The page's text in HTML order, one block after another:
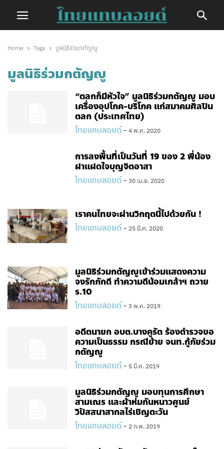
Home Tags มูลนิธิร่วมกตัญญู
มูลนิธิร่วมกตัญญู
“ตลกก็มีหัวใจ” มูลนิธิร่วมกตัญญู มอบ
เครื่องอุปโภค-บริโภค แก่สมาคมศิลปิน
ตลก (ประเทศไทย)
ไทยแทบลอยด์ - 4 พ.ค. 2020
การลงพื้นที่เป็นวันที่​ 19​ ของ 2​ พี่น้อง
ฝาแฝดใจบุญ​จิตอาสา​
ไทยแทบลอยด์ - 30 เม.ย. 2020
เราคนไทยจะผ่านวิกฤตนี้ไปด้วยกัน !
ไทยแทบลอยด์ - 25 มี.ค. 2020
มูลนิธิร่วมกตัญญูเข้าร่วมแสดงความ
จงรักภักดี ทำความดีน้อมเกล้าฯ ถวาย
ร.10
ไทยแทบลอยด์ - 3 พ.ค. 2019
อดีตนายก อบต.บางคูรัต ร้องตำรวจขอ
ความเป็นธรรม กรณีย้าย จนท.กู้ภัยร่วม
กตัญญู
ไทยแทบลอยด์ - 5 มี.ค. 2019
มูลนิธิร่วมกตัญญู มอบทุนการศึกษา
สามเณร และผ้าห่มกันหนาวศูนย์
วิปัสสนาสากลไร่เชิญตะวัน
ไทยแทบลอยด์ - 2 ก.พ. 2019